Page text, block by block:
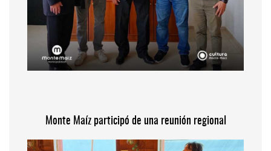
Monte Maíz participó de una reunión regional